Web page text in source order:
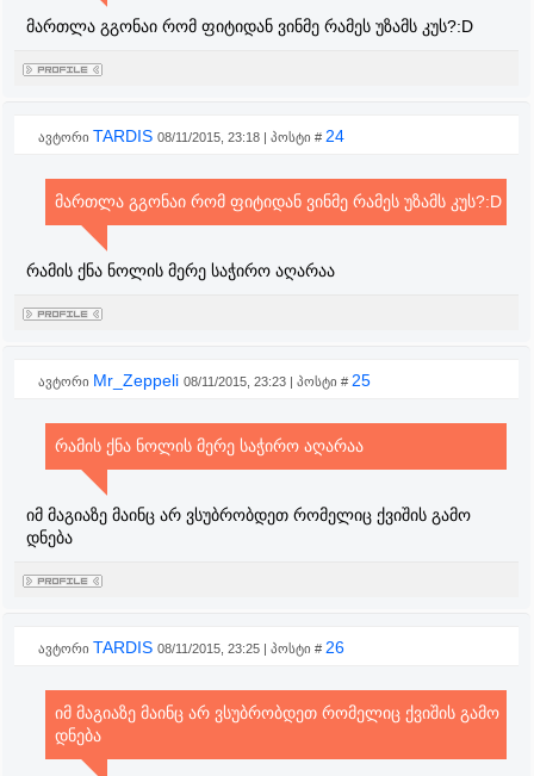
მართლა გგონაი რომ ფიტიდან ვინმე რამეს უზამს კუს?:D
ავტორი TARDIS 08/11/2015, 23:18 | პოსტი # 24
მართლა გგონაი რომ ფიტიდან ვინმე რამეს უზამს კუს?:D
რამის ქნა ნოლის მერე საჭირო აღარაა
ავტორი Mr_Zeppeli 08/11/2015, 23:23 | პოსტი # 25
რამის ქნა ნოლის მერე საჭირო აღარაა
იმ მაგიაზე მაინც არ ვსუბრობდეთ რომელიც ქვიშის გამო
დნება
ავტორი TARDIS 08/11/2015, 23:25 | პოსტი # 26
იმ მაგიაზე მაინც არ ვსუბრობდეთ რომელიც ქვიშის გამო
დნება